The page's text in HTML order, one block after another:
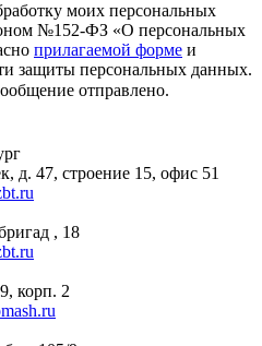
моих персональных
№152-ФЗ «О персональных
прилагаемой форме и
защиты персональных данных.
отправлено.
д. 47, строение 15, офис 51
, 18
корп. 2